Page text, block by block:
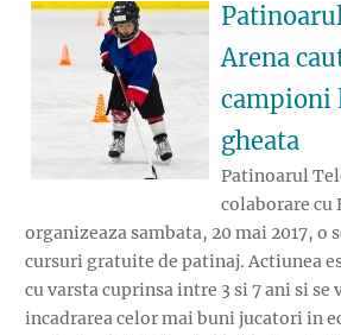
Arena
campioni
gheata
Patinoarul
colaborare cu
organizeaza sambata, 20 mai 2017, o
cursuri gratuite de patinaj. Actiunea
cu varsta cuprinsa intre 3 si 7 ani si se
incadrarea celor mai buni jucatori in